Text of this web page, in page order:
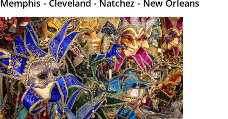
Memphis - Cleveland - Natchez - New Orleans